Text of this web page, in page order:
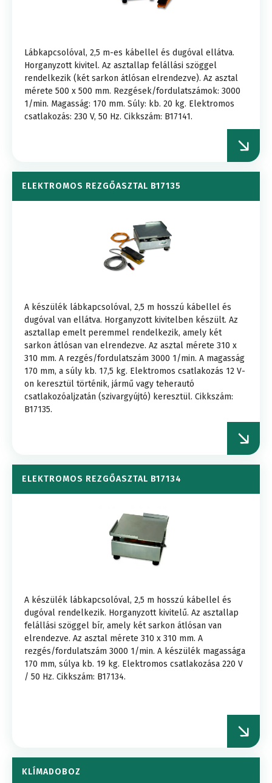
Lábkapcsolóval, 2,5 m-es kábellel és dugóval ellátva.
Horganyzott kivitel. Az asztallap felállási szöggel
rendelkezik (két sarkon átlósan elrendezve). Az asztal
mérete 500 x 500 mm. Rezgések/fordulatszámok: 3000
1/min. Magasság: 170 mm. Súly: kb. 20 kg. Elektromos
csatlakozás: 230 V, 50 Hz. Cikkszám: B17141.
ELEKTROMOS REZGŐASZTAL B17135
A készülék lábkapcsolóval, 2,5 m hosszú kábellel és
dugóval van ellátva. Horganyzott kivitelben készült. Az
asztallap emelt peremmel rendelkezik, amely két
sarkon átlósan van elrendezve. Az asztal mérete 310 x
310 mm. A rezgés/fordulatszám 3000 1/min. A magasság
170 mm, a súly kb. 17,5 kg. Elektromos csatlakozás 12 V-
on keresztül történik, jármű vagy teherautó
csatlakozóaljzatán (szivargyújtó) keresztül. Cikkszám:
B17135.
ELEKTROMOS REZGŐASZTAL B17134
A készülék lábkapcsolóval, 2,5 m hosszú kábellel és
dugóval rendelkezik. Horganyzott kivitelű. Az asztallap
felállási szöggel bír, amely két sarkon átlósan van
elrendezve. Az asztal mérete 310 x 310 mm. A
rezgés/fordulatszám 3000 1/min. A készülék magassága
170 mm, súlya kb. 19 kg. Elektromos csatlakozása 220 V
/ 50 Hz. Cikkszám: B17134.
KLÍMADOBOZ